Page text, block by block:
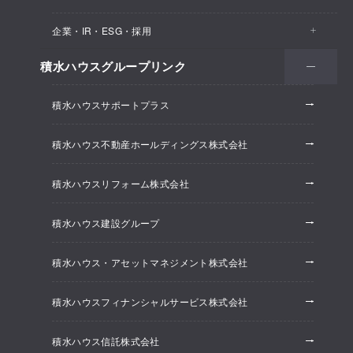
保育所・教育支援施設
オフィス・事務所
建築実例
オフィス系開発事業
ホテル系開発事業
大規模開発事業
賃貸マンション開発事業
企業・IR・ESG・採用
会社情報
株主・投資家情報
ESG経営
研究開発
採用情報
ニュースリリース
積水ハウスグループリンク
積水ハウスサポートプラス
積水ハウス不動産ホールディングス株式会社
積水ハウスリフォーム株式会社
積水ハウス建設グループ
積水ハウス・アセットマネジメント株式会社
積水ハウスフィナンシャルサービス株式会社
積水ハウス信託株式会社